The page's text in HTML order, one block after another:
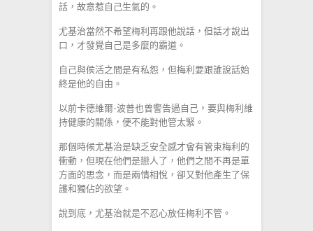
話，故意惹自己生氣的。
尤基治當然不希望梅利再跟他說話，但話才說出
口，才發覺自己是多麼的霸道。
自己與侯活之間是有私怨，但梅利要跟誰說話始
終是他的自由。
以前卡德維爾-波普也曾警告過自己，要與梅利維
持健康的關係，便不能對他管太緊。
那個時候尤基治是缺乏安全感才會有管束梅利的
衝動，但現在他們是戀人了，他們之間不再是單
方面的思念，而是兩情相悅，卻又對他產生了保
護和獨佔的欲望。
說到底，尤基治就是不忍心放任梅利不管。